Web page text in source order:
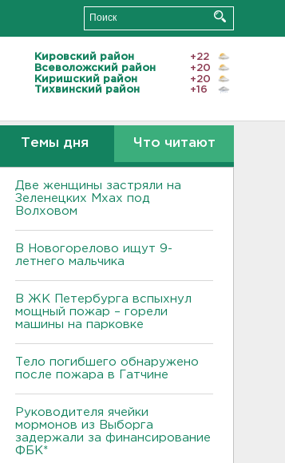
Кировский район
+22
Всеволожский район
+20
Киришский район
+20
Тихвинский район
+16
Темы дня Что читают
Две женщины застряли на
Зеленецких Мхах под
Волховом
В Новогорелово ищут 9-
летнего мальчика
В ЖК Петербурга вспыхнул
мощный пожар – горели
машины на парковке
Тело погибшего обнаружено
после пожара в Гатчине
Руководителя ячейки
мормонов из Выборга
задержали за финансирование
ФБК*